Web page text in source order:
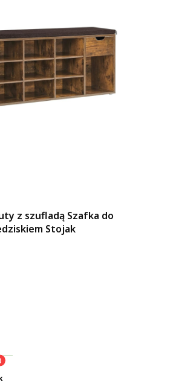
z szufladą Szafka do
Stojak
w koszyku: 0. Zobacz szczegóły